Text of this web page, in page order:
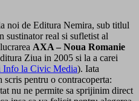
noi de Editura Nemira, sub titlul
sustinator real si sufletist al
AXA – Noua Romanie
Ziua in 2005 si la a carei
Info la Civic Media). Iata
scris pentru o contracoperta:
nu ne permite sa sprijinim direct